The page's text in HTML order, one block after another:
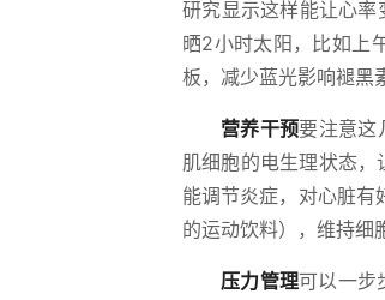
研究显示这样能让心
晒2小时太阳，比如上
板，减少蓝光影响褪黑
营养干预要注意这
肌细胞的电生理状态
能调节炎症，对心脏有
的运动饮料），维持细
压力管理可以一步